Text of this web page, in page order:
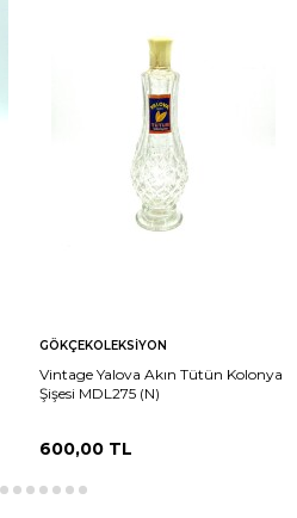
GÖKÇEKOLEKSIYON
Vintage Yalova Akın Tütün Kolonya
Şişesi MDL275 (N)
600,00TL